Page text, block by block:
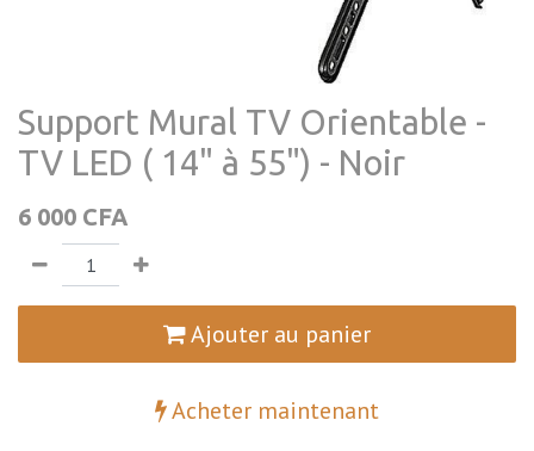
Support Mural TV Orientable -
TV LED ( 14" à 55") - Noir
6 000 CFA
Ajouter au panier
Acheter maintenant